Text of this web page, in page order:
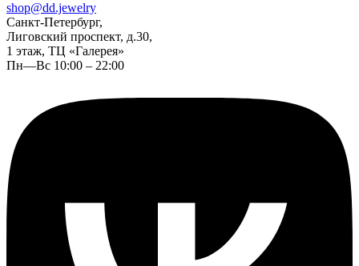
shop@dd.jewelry
Санкт-Петербург,
Лиговский проспект, д.30,
1 этаж, ТЦ «Галерея»
Пн—Вс 10:00 – 22:00